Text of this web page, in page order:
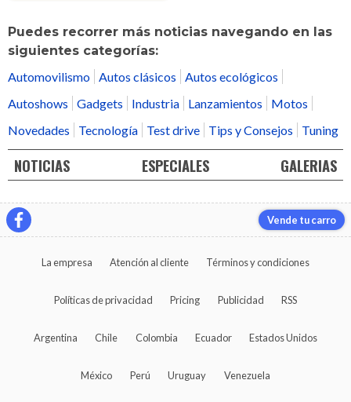
Puedes recorrer más noticias navegando en las
siguientes categorías:
Automovilismo Autos clásicos
Autos ecológicos
Autoshows
Gadgets Industria Lanzamientos
Motos
Novedades
Tecnología Test drive Tips y Consejos Tuning
NOTICIAS ESPECIALES GALERIAS
Vende tu carro
La empresa Atención al cliente Términos y condiciones
Políticas de privacidad Pricing Publicidad RSS
Argentina Chile Colombia Ecuador Estados Unidos
México Perú Uruguay Venezuela